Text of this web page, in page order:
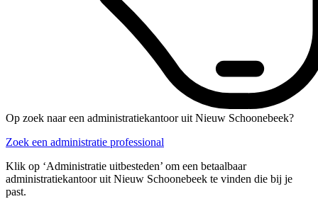
Op zoek naar een administratiekantoor uit Nieuw Schoonebeek?
Zoek een administratie professional
Klik op ‘Administratie uitbesteden’ om een betaalbaar
administratiekantoor uit Nieuw Schoonebeek te vinden die bij je
past.